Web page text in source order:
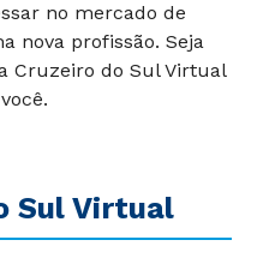
no mercado de
nova profissão. Seja
Cruzeiro do Sul Virtual
Sul Virtual